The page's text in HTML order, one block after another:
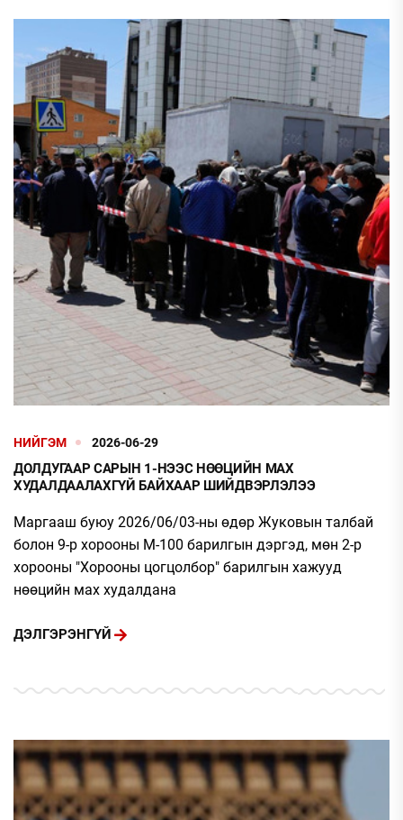
НИЙГЭМ 2026-06-29
ДОЛДУГААР САРЫН 1-НЭЭС НӨӨЦИЙН МАХ
ХУДАЛДААЛАХГҮЙ БАЙХААР ШИЙДВЭРЛЭЛЭЭ
Маргааш буюу 2026/06/03-ны өдөр Жуковын талбай
болон 9-р хорооны М-100 барилгын дэргэд, мөн 2-р
хорооны "Хорооны цогцолбор" барилгын хажууд
нөөцийн мах худалдана
ДЭЛГЭРЭНГҮЙ